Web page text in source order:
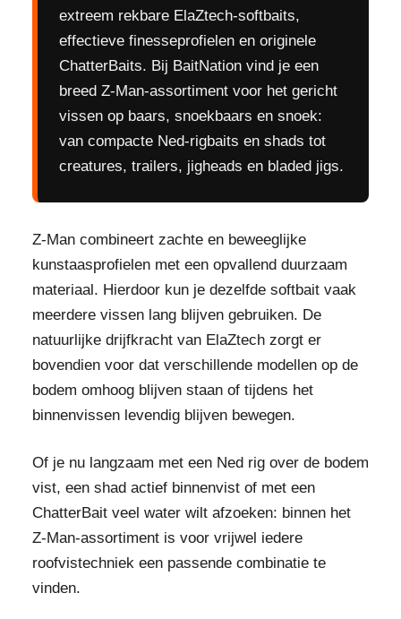
extreem rekbare ElaZtech-softbaits,
effectieve finesseprofielen en originele
ChatterBaits. Bij BaitNation vind je een
breed Z-Man-assortiment voor het gericht
vissen op baars, snoekbaars en snoek:
van compacte Ned-rigbaits en shads tot
creatures, trailers, jigheads en bladed jigs.
Z-Man combineert zachte en beweeglijke
kunstaasprofielen met een opvallend duurzaam
materiaal. Hierdoor kun je dezelfde softbait vaak
meerdere vissen lang blijven gebruiken. De
natuurlijke drijfkracht van ElaZtech zorgt er
bovendien voor dat verschillende modellen op de
bodem omhoog blijven staan of tijdens het
binnenvissen levendig blijven bewegen.
Of je nu langzaam met een Ned rig over de bodem
vist, een shad actief binnenvist of met een
ChatterBait veel water wilt afzoeken: binnen het
Z-Man-assortiment is voor vrijwel iedere
roofvistechniek een passende combinatie te
vinden.